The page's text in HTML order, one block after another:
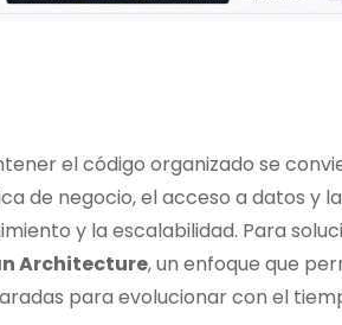
el código organizado se
de negocio, el acceso a datos y
y la escalabilidad. Para
Architecture, un enfoque que
para evolucionar con el